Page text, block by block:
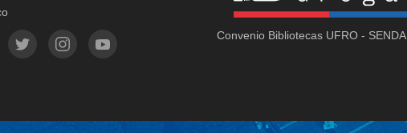
Convenio Bibliotecas UFRO - SENDA